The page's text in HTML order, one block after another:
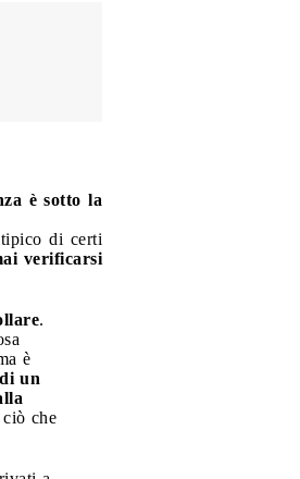
è sotto la
tipico di certi
verificarsi
.
è
un
che